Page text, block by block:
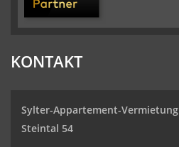
KONTAKT
Sylter-Appartement-Vermietung
Steintal 54